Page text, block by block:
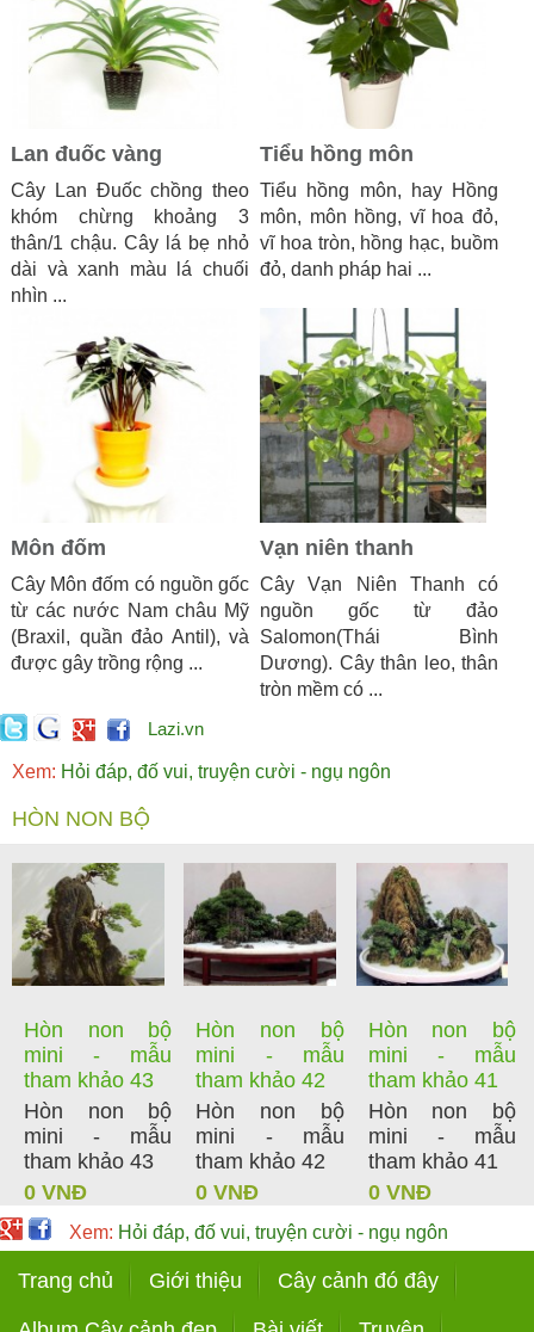
Lan đuốc vàng
Cây Lan Đuốc chồng theo
khóm chừng khoảng 3
thân/1 chậu. Cây lá bẹ nhỏ
dài và xanh màu lá chuối
nhìn ...
Tiểu hồng môn
Tiểu hồng môn, hay Hồng
môn, môn hồng, vĩ hoa đỏ,
vĩ hoa tròn, hồng hạc, buồm
đỏ, danh pháp hai ...
Môn đốm
Cây Môn đốm có nguồn gốc
từ các nước Nam châu Mỹ
(Braxil, quần đảo Antil), và
được gây trồng rộng ...
Vạn niên thanh
Cây Vạn Niên Thanh có
nguồn gốc từ đảo
Salomon(Thái Bình
Dương). Cây thân leo, thân
tròn mềm có ...
Lazi.vn
Xem: Hỏi đáp, đố vui, truyện cười - ngụ ngôn
HÒN NON BỘ
Hòn non bộ
mini - mẫu
tham khảo 43
Hòn non bộ
mini - mẫu
tham khảo 43
0 VNĐ
Hòn non bộ
mini - mẫu
tham khảo 42
Hòn non bộ
mini - mẫu
tham khảo 42
0 VNĐ
Hòn non bộ
mini - mẫu
tham khảo 41
Hòn non bộ
mini - mẫu
tham khảo 41
0 VNĐ
Xem: Hỏi đáp, đố vui, truyện cười - ngụ ngôn
Trang chủ Giới thiệu Cây cảnh đó đây